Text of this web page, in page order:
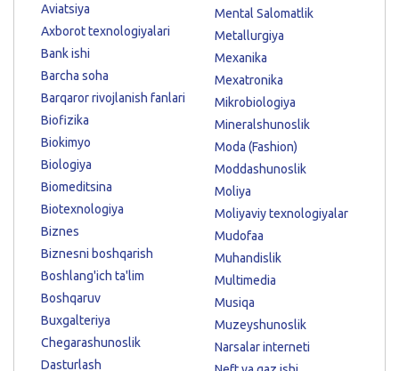
Aviatsiya
Axborot texnologiyalari
Bank ishi
Barcha soha
Barqaror rivojlanish fanlari
Biofizika
Biokimyo
Biologiya
Biomeditsina
Biotexnologiya
Biznes
Biznesni boshqarish
Boshlang'ich ta'lim
Boshqaruv
Buxgalteriya
Chegarashunoslik
Dasturlash
Mental Salomatlik
Metallurgiya
Mexanika
Mexatronika
Mikrobiologiya
Mineralshunoslik
Moda (Fashion)
Moddashunoslik
Moliya
Moliyaviy texnologiyalar
Mudofaa
Muhandislik
Multimedia
Musiqa
Muzeyshunoslik
Narsalar interneti